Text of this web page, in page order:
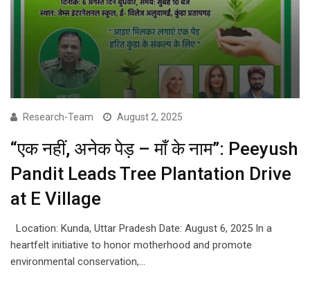
Research-Team August 2, 2025
“एक नहीं, अनेक पेड़ – माँ के नाम”: Peeyush
Pandit Leads Tree Plantation Drive
at E Village
Location: Kunda, Uttar Pradesh Date: August 6, 2025 In a
heartfelt initiative to honor motherhood and promote
environmental conservation,…